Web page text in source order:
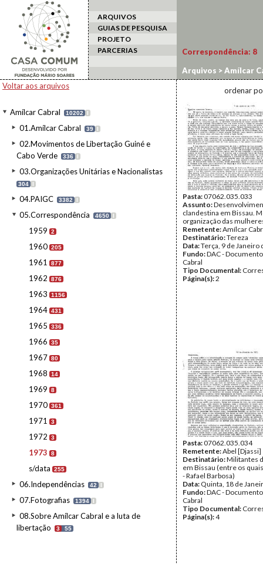
ARQUIVOS
GUIAS DE PESQUISA
PROJETO
PARCERIAS
Voltar aos arquivos
Amílcar Cabral 10202 I
01.Amílcar Cabral 39 I
02.Movimentos de Libertação Guiné e
Cabo Verde
336 I
03.Organizações Unitárias e Nacionalistas
304 I
04.PAIGC 3382 I
05.Correspondência 4650 I
1959 2
1960 205
1961 877
1962 876
1963 1156
1964 431
1965 336
1966 35
1967 80
1968 14
1969 8
1970 361
1971 3
1972 3
1973 8
s/data 255
06.Independências 42 I
07.Fotografias 1394 I
08.Sobre Amílcar Cabral e a luta de
libertação
3 55
Correspondência: 8
Arquivos >Amílcar
ordenar
Pasta:07062.035.033
Assunto:
clandestina em Bissau.
organização das
Remetente:Amílcar
Destinatário:Tereza
Data:Terça, 9 de Janeiro
Fundo:DAC -
Cabral
Tipo Documental:
Página(s):2
Pasta:07062.035.034
Remetente:Abel [Djassi]
Destinatário:Militantes
em Bissau (entre os
- Rafael Barbosa)
Data: Quinta, 18 de
Fundo:DAC -
Cabral
Tipo Documental:
Página(s):4